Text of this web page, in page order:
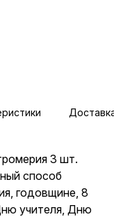
3 шт.
способ
годовщине, 8
учителя, Дню